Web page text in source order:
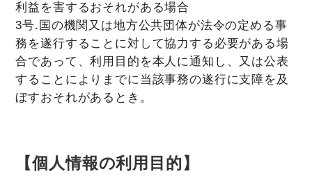
利益を害するおそれがある場合
3号.国の機関又は地方公共団体が法令の定める事
務を遂行することに対して協力する必要がある場
合であって、利用目的を本人に通知し、又は公表
することによりまでに当該事務の遂行に支障を及
ぼすおそれがあるとき。
【個人情報の利用目的】